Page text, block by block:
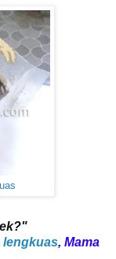
lengkuas, Mama